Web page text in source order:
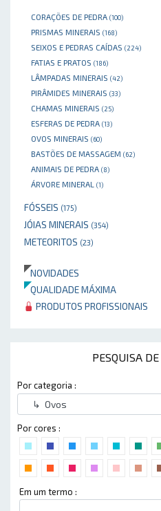
CORAÇÕES DE PEDRA (100)
PRISMAS MINERAIS (168)
SEIXOS E PEDRAS CAÍDAS (224)
FATIAS E PRATOS (186)
LÂMPADAS MINERAIS (42)
PIRÂMIDES MINERAIS (33)
CHAMAS MINERAIS (25)
ESFERAS DE PEDRA (13)
OVOS MINERAIS (60)
BASTÕES DE MASSAGEM (62)
ANIMAIS DE PEDRA (8)
ÁRVORE MINERAL (1)
FÓSSEIS (175)
JÓIAS MINERAIS (354)
METEORITOS (23)
NOVIDADES
QUALIDADE MÁXIMA
PRODUTOS PROFISSIONAIS
PESQUISA
Por categoria :
Por cores :
Em um termo :